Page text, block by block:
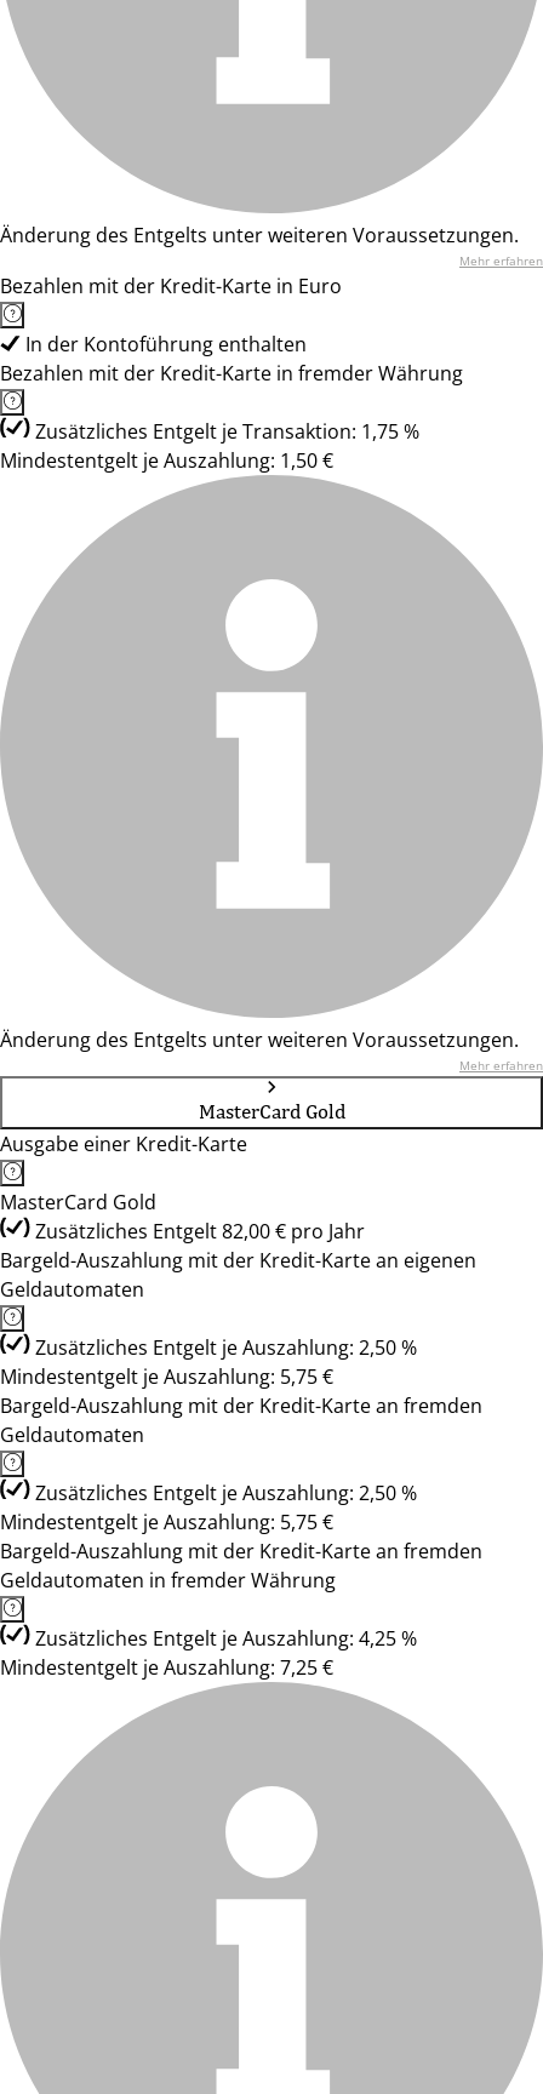
Änderung des Entgelts unter weiteren Voraussetzungen.
Mehr erfahren
Bezahlen mit der Kredit-Karte in Euro
In der Kontoführung enthalten
Bezahlen mit der Kredit-Karte in fremder Währung
Zusätzliches Entgelt je Transaktion: 1,75 %
Mindestentgelt je Auszahlung: 1,50 €
Änderung des Entgelts unter weiteren Voraussetzungen.
Mehr erfahren
MasterCard Gold
Ausgabe einer Kredit-Karte
MasterCard Gold
Zusätzliches Entgelt 82,00 € pro Jahr
Bargeld-Auszahlung mit der Kredit-Karte an eigenen
Geldautomaten
Zusätzliches Entgelt je Auszahlung: 2,50 %
Mindestentgelt je Auszahlung: 5,75 €
Bargeld-Auszahlung mit der Kredit-Karte an fremden
Geldautomaten
Zusätzliches Entgelt je Auszahlung: 2,50 %
Mindestentgelt je Auszahlung: 5,75 €
Bargeld-Auszahlung mit der Kredit-Karte an fremden
Geldautomaten in fremder Währung
Zusätzliches Entgelt je Auszahlung: 4,25 %
Mindestentgelt je Auszahlung: 7,25 €